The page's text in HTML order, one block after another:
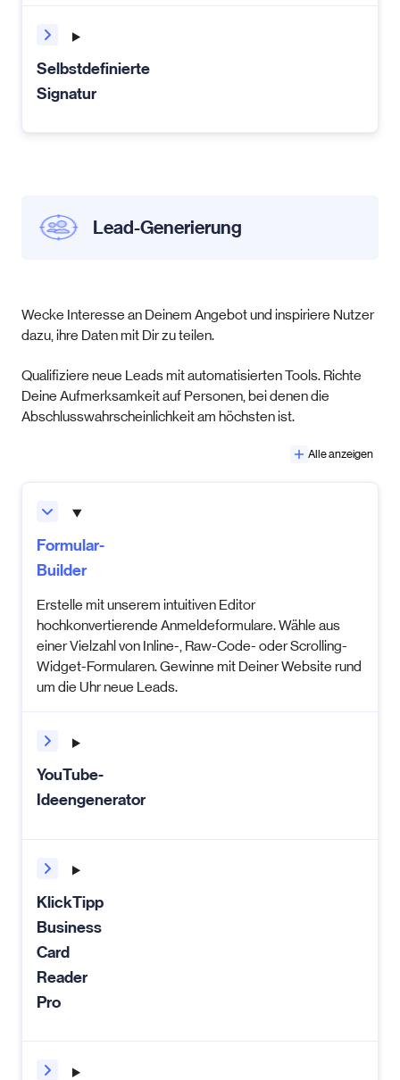
Selbstdefinierte
Signatur
Lead-Generierung
Wecke Interesse an Deinem Angebot und inspiriere Nutzer
dazu, ihre Daten mit Dir zu teilen.
Qualifiziere neue Leads mit automatisierten Tools. Richte
Deine Aufmerksamkeit auf Personen, bei denen die
Abschlusswahrscheinlichkeit am höchsten ist.
Alle anzeigen
Formular-
Builder
Erstelle mit unserem intuitiven Editor
hochkonvertierende Anmeldeformulare. Wähle aus
einer Vielzahl von Inline-, Raw-Code- oder Scrolling-
Widget-Formularen. Gewinne mit Deiner Website rund
um die Uhr neue Leads.
YouTube-
Ideengenerator
KlickTipp
Business
Card
Reader
Pro